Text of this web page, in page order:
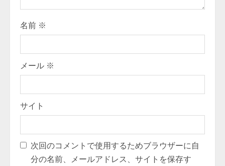
g
名前 ※
メール ※
サイト
次回のコメントで使用するためブラウザーに自
分の名前、メールアドレス、サイトを保存す